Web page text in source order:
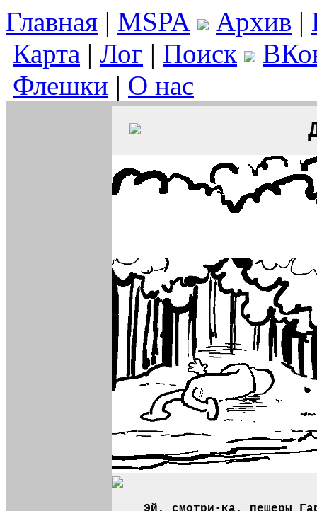
Главная | MSPA Архив |
Карта | Лог | Поиск
Флешки | О нас